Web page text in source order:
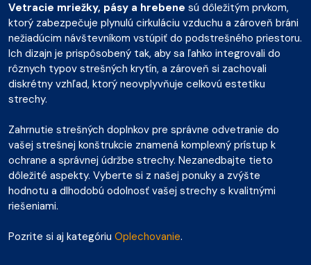
Vetracie mriežky, pásy a hrebene sú dôležitým prvkom,
ktorý zabezpečuje plynulú cirkuláciu vzduchu a zároveň bráni
nežiadúcim návštevníkom vstúpiť do podstrešného priestoru.
Ich dizajn je prispôsobený tak, aby sa ľahko integrovali do
rôznych typov strešných krytín, a zároveň si zachovali
diskrétny vzhľad, ktorý neovplyvňuje celkovú estetiku
strechy.
Zahrnutie strešných doplnkov pre správne odvetranie do
vašej strešnej konštrukcie znamená komplexný prístup k
ochrane a správnej údržbe strechy. Nezanedbajte tieto
dôležité aspekty. Vyberte si z našej ponuky a zvýšte
hodnotu a dlhodobú odolnosť vašej strechy s kvalitnými
riešeniami.
Pozrite si aj kategóriu Oplechovanie.